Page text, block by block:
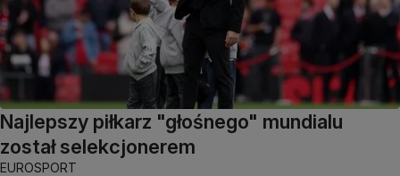
Najlepszy piłkarz "głośnego" mundialu
został selekcjonerem
EUROSPORT